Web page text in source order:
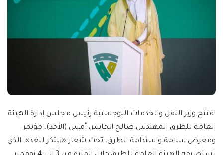
افتتح وزير النقل والخدمات اللوجستية رئيس مجلس إدارة الهيئة
العامة للطرق المهندس صالح الجاسر، أمس (الأحد)، مؤتمر
ومعرض سلامة واستدامة الطرق، تحت شعار «نبتكر للغد»، الذي